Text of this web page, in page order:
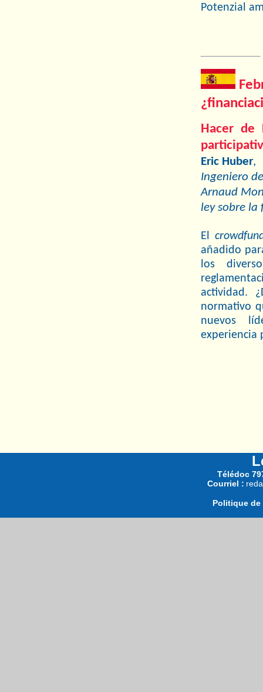
Potenzial
Hacer de
Eric Huber,
Ingeniero
Arnaud
ley sobre
El
añadido
los
actividad.
normativo
nuevos
experiencia
Télédoc
Courriel :
Politique